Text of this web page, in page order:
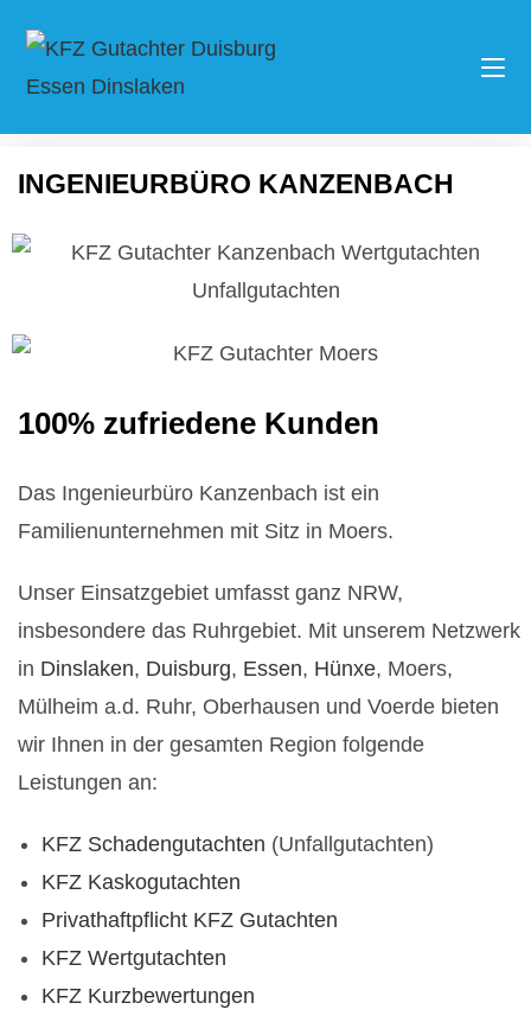
INGENIEURBÜRO KANZENBACH
100% zufriedene Kunden
Das Ingenieurbüro Kanzenbach ist ein
Familienunternehmen mit Sitz in Moers.
Unser Einsatzgebiet umfasst ganz NRW,
insbesondere das Ruhrgebiet. Mit unserem Netzwerk
in Dinslaken, Duisburg, Essen, Hünxe, Moers,
Mülheim a.d. Ruhr, Oberhausen und Voerde bieten
wir Ihnen in der gesamten Region folgende
Leistungen an:
KFZ Schadengutachten (Unfallgutachten)
KFZ Kaskogutachten
Privathaftpflicht KFZ Gutachten
KFZ Wertgutachten
KFZ Kurzbewertungen